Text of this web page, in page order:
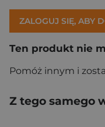
ZALOGUJ SIĘ, ABY
Ten produkt nie
Pomóż innym i
Z tego samego